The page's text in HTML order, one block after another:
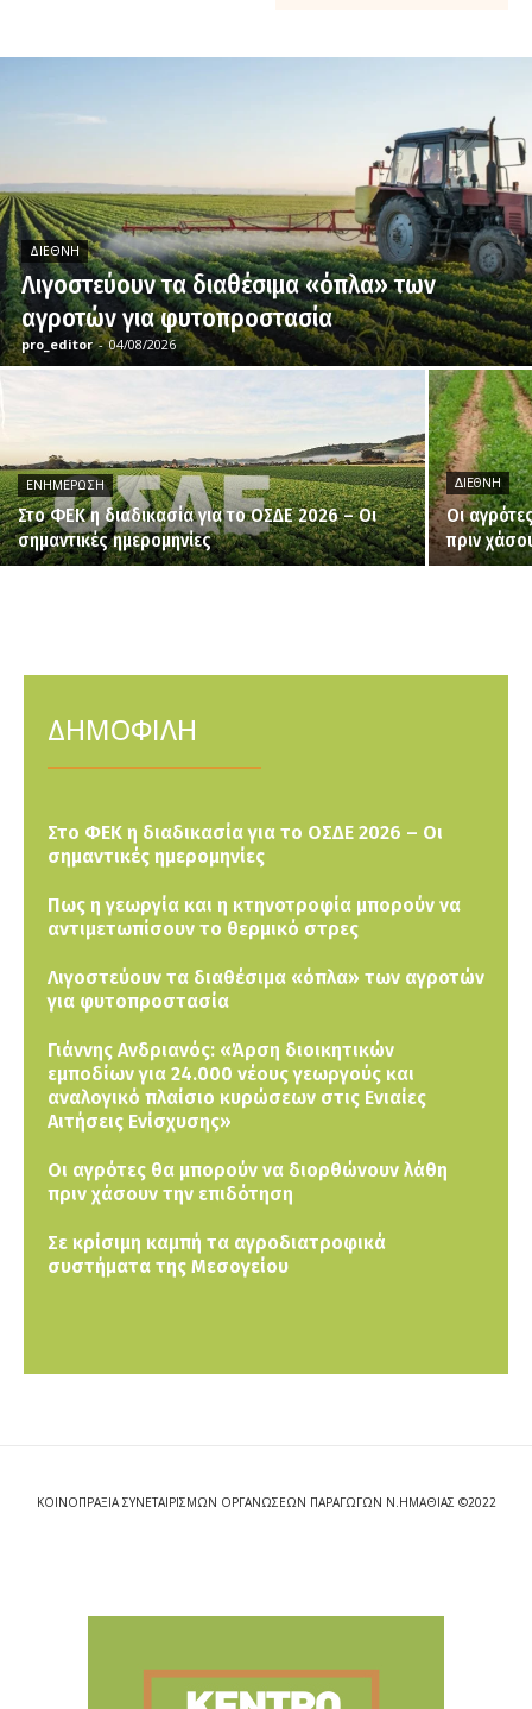
ΔΙΕΘΝΉ
Λιγοστεύουν τα διαθέσιμα «όπλα» των
αγροτών για φυτοπροστασία
pro_editor - 04/08/2026
ΕΝΗΜΈΡΩΣΗ
Στο ΦΕΚ η διαδικασία για το ΟΣΔΕ 2026 – Οι
σημαντικές ημερομηνίες
ΔΙΕΘΝΉ
Οι
πριν
ΔΗΜΟΦΙΛΗ
Στο ΦΕΚ η διαδικασία για το ΟΣΔΕ 2026 – Οι
σημαντικές ημερομηνίες
Πως η γεωργία και η κτηνοτροφία μπορούν να
αντιμετωπίσουν το θερμικό στρες
Λιγοστεύουν τα διαθέσιμα «όπλα» των αγροτών
για φυτοπροστασία
Γιάννης Ανδριανός: «Άρση διοικητικών
εμποδίων για 24.000 νέους γεωργούς και
αναλογικό πλαίσιο κυρώσεων στις Ενιαίες
Αιτήσεις Ενίσχυσης»
Οι αγρότες θα μπορούν να διορθώνουν λάθη
πριν χάσουν την επιδότηση
Σε κρίσιμη καμπή τα αγροδιατροφικά
συστήματα της Μεσογείου
ΚΟΙΝΟΠΡΑΞΙΑ ΣΥΝΕΤΑΙΡΙΣΜΩΝ ΟΡΓΑΝΩΣΕΩΝ ΠΑΡΑΓΩΓΩΝ Ν.ΗΜΑΘΙΑΣ ©2022